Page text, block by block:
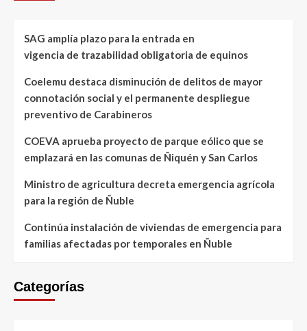
SAG amplía plazo para la entrada en
vigencia de trazabilidad obligatoria de equinos
Coelemu destaca disminución de delitos de mayor
connotación social y el permanente despliegue
preventivo de Carabineros
COEVA aprueba proyecto de parque eólico que se
emplazará en las comunas de Ñiquén y San Carlos
Ministro de agricultura decreta emergencia agrícola
para la región de Ñuble
Continúa instalación de viviendas de emergencia para
familias afectadas por temporales en Ñuble
Categorías